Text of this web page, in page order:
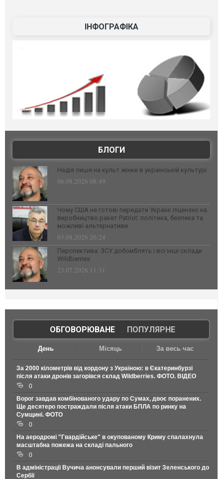
ІНФОГРАФІКА
БЛОГИ
Надія лише на культ жінки в українській культурі
06.08.2026 08:49
Чому США не готові передати Україні ліцензію на
виробництво ракет Patriot: політика, безпека та
можливі альтернативи
03.08.2026 20:24
Перспектива: ЗСУ добомблять і всі інші склади
Wildberries
23.07.2026 11:31
ОБГОВОРЮВАНЕ| ПОПУЛЯРНЕ
День Місяць За весь час
За 2000 кілометрів від кордону з Україною: в Єкатеринбурзі
після атаки дронів загорівся склад Wildberries. ФОТО. ВІДЕО
0
Ворог завдав комбінованого удару по Сумах, двоє поранених.
Ще десятеро постраждали після атаки БПЛА по ринку на
Сумщині. ФОТО
0
На аеродромі "Гвардійське" в окупованому Криму спалахнула
масштабна пожежа на складі пального
0
В адміністрації Вучича анонсували перший візит Зеленського до
Сербії